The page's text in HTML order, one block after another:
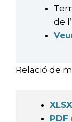
de
Relació de
PDF